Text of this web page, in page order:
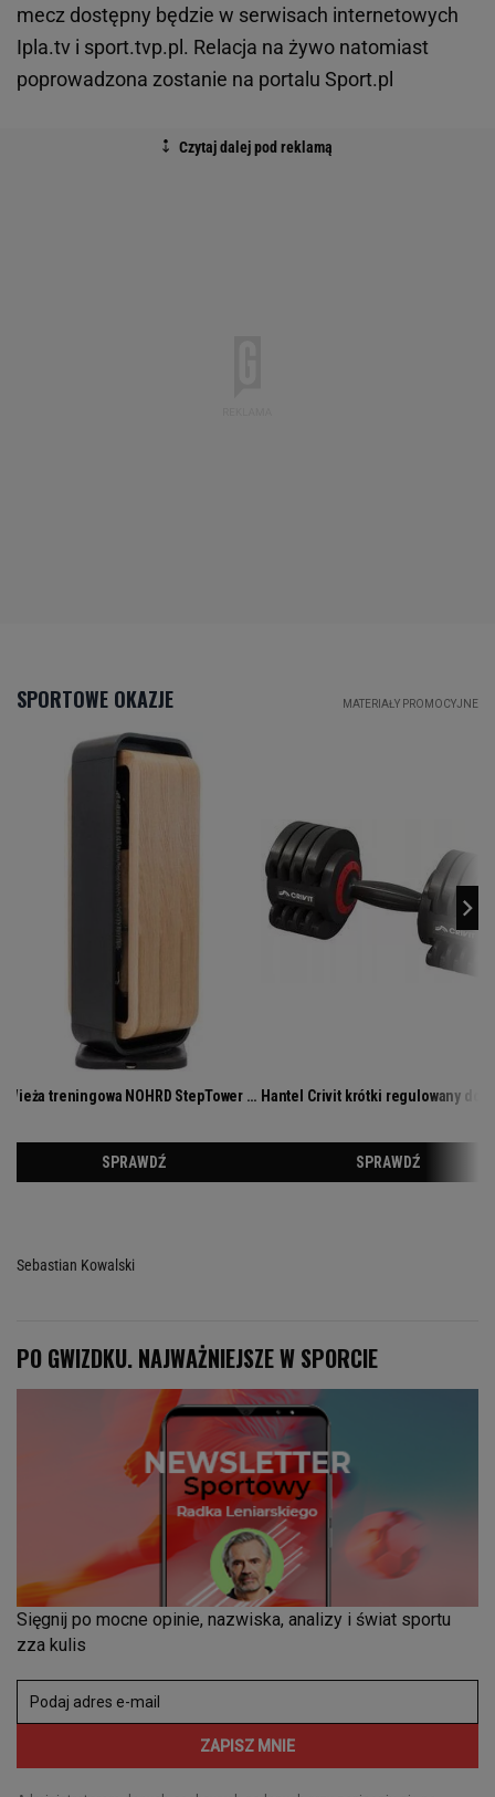
mecz dostępny będzie w serwisach internetowych
Ipla.tv i sport.tvp.pl. Relacja na żywo natomiast
poprowadzona zostanie na portalu Sport.pl
Sebastian Kowalski